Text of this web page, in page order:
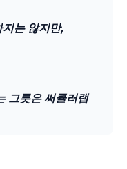
는 않지만,
그릇은 써큘러랩